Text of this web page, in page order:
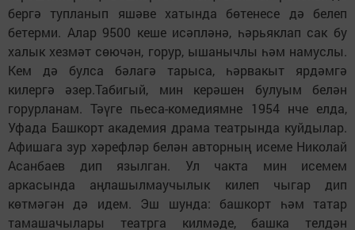
бергә тупланып яшәве хатында бөтенесе дә белеп
бетерми. Алар 9500 кеше исәпләнә, һәрьяклап сак бу
халык хезмәт сөючән, горур, ышанычлы һәм намуслы.
Кем дә булса бәлагә тарыса, һәрвакыт ярдәмгә
килергә әзер.Табигый, мин керәшен булуым белән
горурланам. Тәүге пьеса-комедиямне 1954 нче елда,
Уфада Башкорт академия драма театрында куйдылар.
Афишага зур хәрефләр белән авторның исеме Николай
Асанбаев дип язылган. Ул чакта мин исемем
аркасында аңлашылмаучылык килеп чыгар дип
көтмәгән дә идем. Эш шунда: башкорт һәм татар
тамашачылары театрга килмәде, башка телдән